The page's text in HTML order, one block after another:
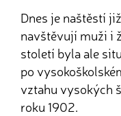
Dnes je naštěstí
navštěvují muži i
století byla ale
po
vztahu vysokých
roku 1902.